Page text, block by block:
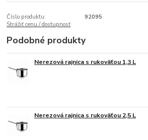
Číslo produktu:
92095
Strážiť cenu / dostupnosť
Podobné produkty
Nerezová rajnica s rukoväťou 1,3 L
Nerezová rajnica s rukoväťou 2,5 L